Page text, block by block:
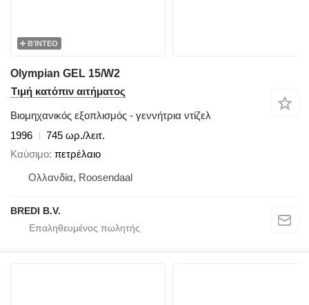
ΒΊΝΤΕΟ
Olympian GEL 15/W2
Τιμή κατόπιν αιτήματος
Βιομηχανικός εξοπλισμός - γεννήτρια ντίζελ
1996
745 ωρ./λειτ.
Καύσιμο πετρέλαιο
Ολλανδία, Roosendaal
BREDI B.V.